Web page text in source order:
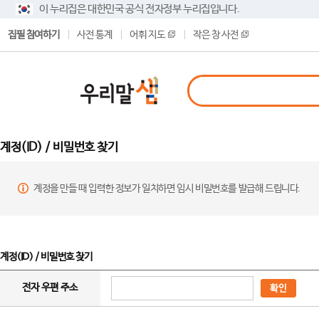
이 누리집은 대한민국 공식 전자정부 누리집입니다.
집필 참여하기 사전 통계 어휘 지도 작은 창 사전
계정(ID) / 비밀번호 찾기
계정을 만들 때 입력한 정보가 일치하면 임시 비밀번호를 발급해 드립니다.
계정(ID) / 비밀번호 찾기
전자 우편 주소 확인